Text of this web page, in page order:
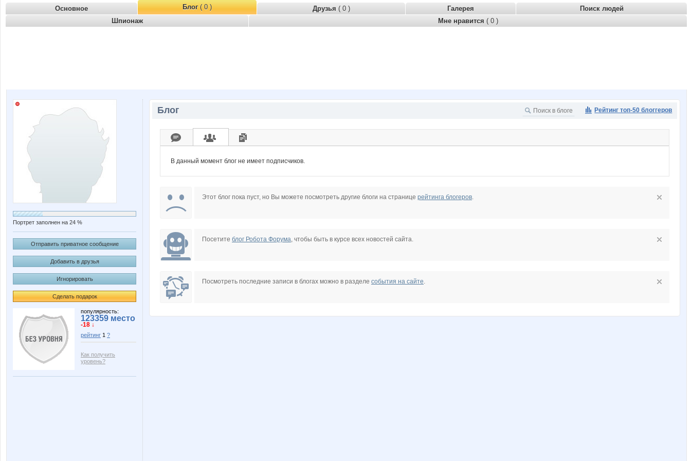
Основное Блог( 0 ) Друзья ( 0 ) Галерея
Поиск людей
Шпионаж
Мне нравится ( 0 )
Портрет заполнен на 24 %
Отправить приватное сообщение
Добавить в друзья
Игнорировать
Сделать подарок
популярность:
123359 место
-18 ↓
рейтинг 1 ?
Как получить
уровень?
Рейтинг топ-50 блоггеров
Блог
В данный момент блог не имеет подписчиков.
Этот блог пока пуст, но Вы можете посмотреть другие блоги на странице рейтинга блогеров.
Посетите блог Робота Форума, чтобы быть в курсе всех новостей сайта.
Посмотреть последние записи в блогах можно в разделе события на сайте.